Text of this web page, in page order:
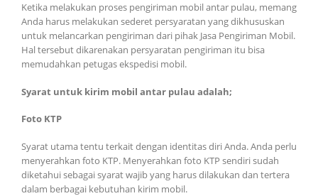
Ketika melakukan proses pengiriman mobil antar pulau, memang
Anda harus melakukan sederet persyaratan yang dikhususkan
untuk melancarkan pengiriman dari pihak Jasa Pengiriman Mobil.
Hal tersebut dikarenakan persyaratan pengiriman itu bisa
memudahkan petugas ekspedisi mobil.
Syarat untuk kirim mobil antar pulau adalah;
Foto KTP
Syarat utama tentu terkait dengan identitas diri Anda. Anda perlu
menyerahkan foto KTP. Menyerahkan foto KTP sendiri sudah
diketahui sebagai syarat wajib yang harus dilakukan dan tertera
dalam berbagai kebutuhan kirim mobil.